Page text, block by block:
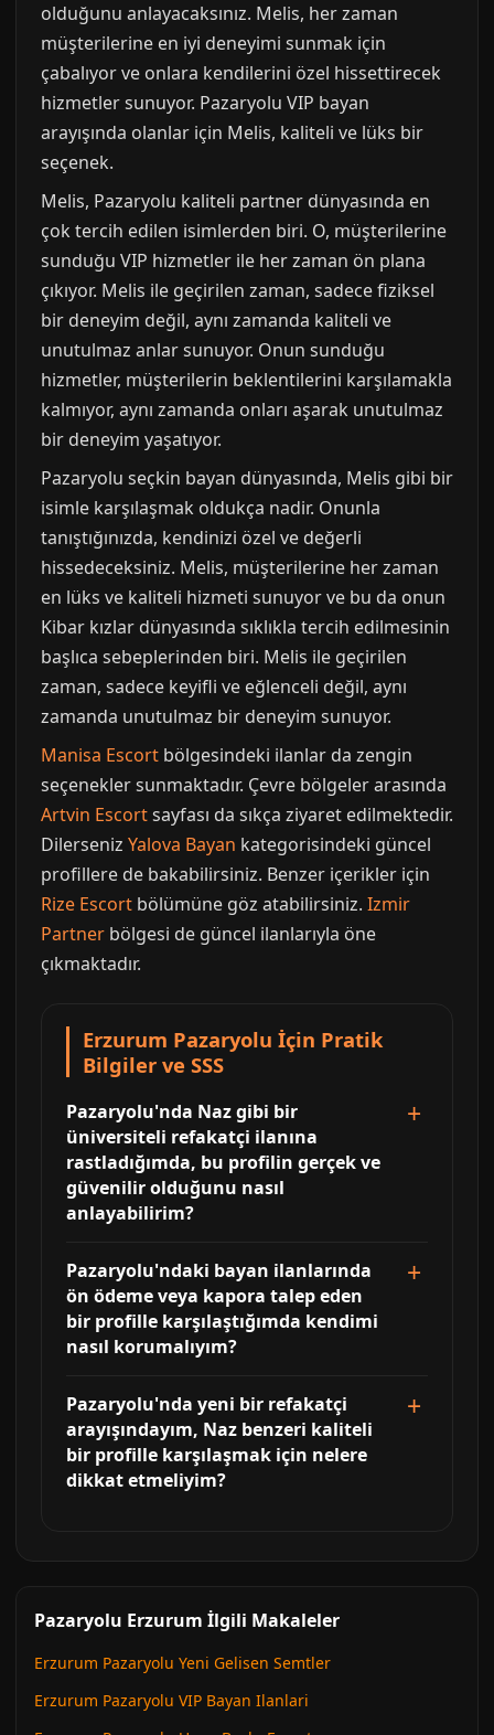
olduğunu anlayacaksınız. Melis, her zaman
müşterilerine en iyi deneyimi sunmak için
çabalıyor ve onlara kendilerini özel hissettirecek
hizmetler sunuyor. Pazaryolu VIP bayan
arayışında olanlar için Melis, kaliteli ve lüks bir
seçenek.
Melis, Pazaryolu kaliteli partner dünyasında en
çok tercih edilen isimlerden biri. O, müşterilerine
sunduğu VIP hizmetler ile her zaman ön plana
çıkıyor. Melis ile geçirilen zaman, sadece fiziksel
bir deneyim değil, aynı zamanda kaliteli ve
unutulmaz anlar sunuyor. Onun sunduğu
hizmetler, müşterilerin beklentilerini karşılamakla
kalmıyor, aynı zamanda onları aşarak unutulmaz
bir deneyim yaşatıyor.
Pazaryolu seçkin bayan dünyasında, Melis gibi bir
isimle karşılaşmak oldukça nadir. Onunla
tanıştığınızda, kendinizi özel ve değerli
hissedeceksiniz. Melis, müşterilerine her zaman
en lüks ve kaliteli hizmeti sunuyor ve bu da onun
Kibar kızlar dünyasında sıklıkla tercih edilmesinin
başlıca sebeplerinden biri. Melis ile geçirilen
zaman, sadece keyifli ve eğlenceli değil, aynı
zamanda unutulmaz bir deneyim sunuyor.
Manisa Escort bölgesindeki ilanlar da zengin
seçenekler sunmaktadır. Çevre bölgeler arasında
Artvin Escortsayfası da sıkça ziyaret edilmektedir.
Dilerseniz Yalova Bayan kategorisindeki güncel
profillere de bakabilirsiniz. Benzer içerikler için
Rize Escort bölümüne göz atabilirsiniz. Izmir
Partner bölgesi de güncel ilanlarıyla öne
çıkmaktadır.
Erzurum Pazaryolu İçin Pratik
Bilgiler ve SSS
Pazaryolu'nda Naz gibi bir
üniversiteli refakatçi ilanına
rastladığımda, bu profilin gerçek ve
güvenilir olduğunu nasıl
anlayabilirim?
Pazaryolu'ndaki bayan ilanlarında
ön ödeme veya kapora talep eden
bir profille karşılaştığımda kendimi
nasıl korumalıyım?
Pazaryolu'nda yeni bir refakatçi
arayışındayım, Naz benzeri kaliteli
bir profille karşılaşmak için nelere
dikkat etmeliyim?
Pazaryolu Erzurum İlgili Makaleler
Erzurum Pazaryolu Yeni Gelisen Semtler
Erzurum Pazaryolu VIP Bayan Ilanlari